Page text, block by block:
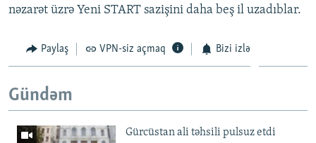
nəzarət üzrə Yeni START sazişini daha beş il uzadıblar.
Paylaş VPN-siz açmaq Bizi izlə
Gündəm
Gürcüstan ali təhsili pulsuz etdi